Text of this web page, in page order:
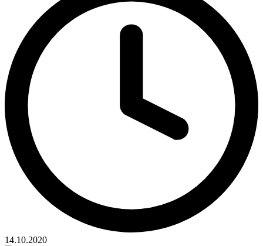
14.10.2020